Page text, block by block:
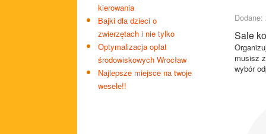
kierowania
Bajki dla dzieci o
zwierzętach i nie tylko
Optymalizacja opłat
środowiskowych Wrocław
Najlepsze miejsce na twoje
wesele!!
Dodane:
Sale
musisz
wybór